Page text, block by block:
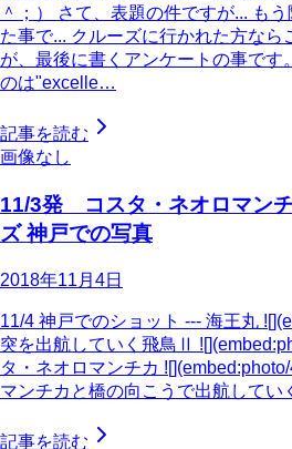
＾；） さて、表題の件ですが... も
た事で... クルーズに行かれた方なら
が、最後に書くアンケートの事です
のは"excelle…
記事を読む
画像なし
11/3発 コスタ・ネオロマン
ズ 神戸での写真
2018年11月4日
11/4 神戸でのショット --- 海王丸
突を出航していく飛鳥Ⅱ
タ・ネオロマンチカ
マンチカと橋の向こうで出航して
記事を読む